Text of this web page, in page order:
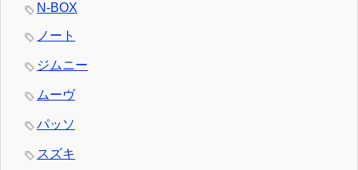
N-BOX
ノート
ジムニー
ムーヴ
パッソ
スズキ